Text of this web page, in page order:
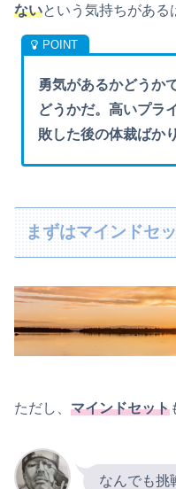
ないという気持ちがある
勇気があるかどうか
どうかだ。高いプラ
敗した後の体裁ばか
まずはマインドセ
ただし、 マインドセット
なんでも挑